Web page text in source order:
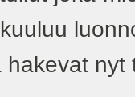
hakevat